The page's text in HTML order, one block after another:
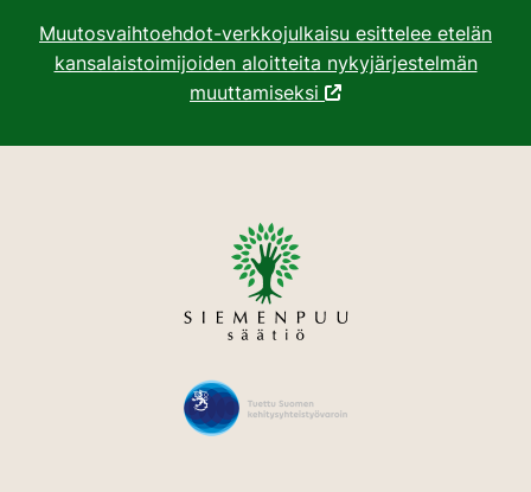
Muutosvaihtoehdot-verkkojulkaisu esittelee etelän
kansalaistoimijoiden aloitteita nykyjärjestelmän
muuttamiseksi